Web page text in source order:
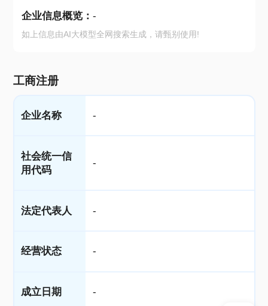
企业信息概览： -
如上信息由AI大模型全网搜索生成，请甄别使用!
工商注册
企业名称 -
社会统一信
用代码
-
法定代表人 -
经营状态 -
成立日期 -